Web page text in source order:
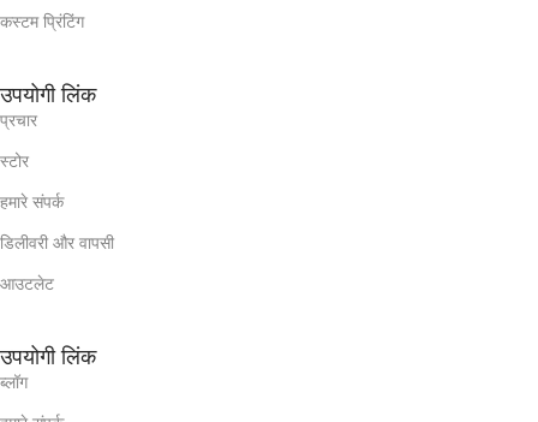
कस्टम प्रिंटिंग
उपयोगी लिंक
प्रचार
स्टोर
हमारे संपर्क
डिलीवरी और वापसी
आउटलेट
उपयोगी लिंक
ब्लॉग